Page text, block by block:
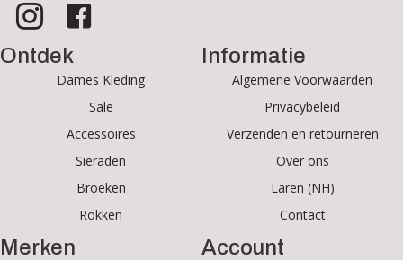
Ontdek
Dames Kleding
Sale
Accessoires
Sieraden
Broeken
Rokken
Merken
Informatie
Algemene Voorwaarden
Privacybeleid
Verzenden en retourneren
Over ons
Laren (NH)
Contact
Account